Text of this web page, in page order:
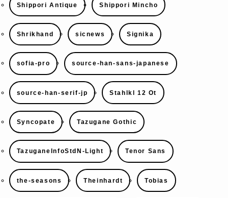
Shippori Antique Shippori Mincho
Shrikhand sicnews Signika
sofia-pro source-han-sans-japanese
source-han-serif-jp Stahlkl 12 Ot
Syncopate Tazugane Gothic
TazuganeInfoStdN-Light Tenor Sans
the-seasons Theinhardt Tobias